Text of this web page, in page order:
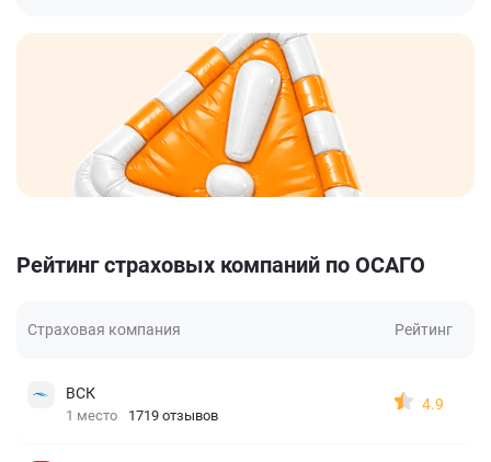
Рейтинг страховых компаний по ОСАГО
Страховая компания Рейтинг
ВСК
1 место 1719 отзывов
4.9